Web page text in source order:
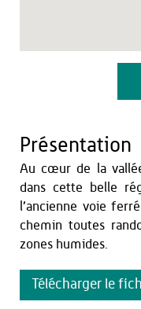
Présentation
Au cœur de la
dans cette belle
l’ancienne voie
chemin toutes
zones humides.
Télécharger le